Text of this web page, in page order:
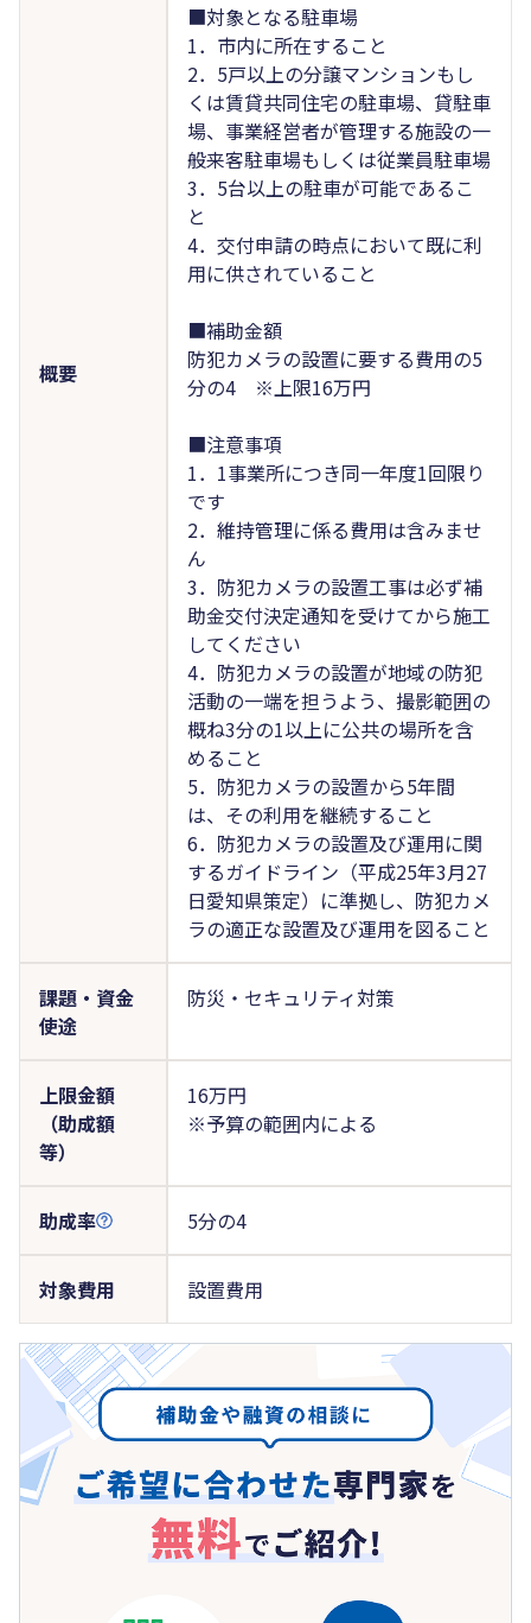
概要
■対象となる駐車場
1．市内に所在すること
2．5戸以上の分譲マンションもし
くは賃貸共同住宅の駐車場、貸駐車
場、事業経営者が管理する施設の一
般来客駐車場もしくは従業員駐車場
3．5台以上の駐車が可能であるこ
と
4．交付申請の時点において既に利
用に供されていること
■補助金額
防犯カメラの設置に要する費用の5
分の4 ※上限16万円
■注意事項
1．1事業所につき同一年度1回限り
です
2．維持管理に係る費用は含みませ
ん
3．防犯カメラの設置工事は必ず補
助金交付決定通知を受けてから施工
してください
4．防犯カメラの設置が地域の防犯
活動の一端を担うよう、撮影範囲の
概ね3分の1以上に公共の場所を含
めること
5．防犯カメラの設置から5年間
は、その利用を継続すること
6．防犯カメラの設置及び運用に関
するガイドライン（平成25年3月27
日愛知県策定）に準拠し、防犯カメ
ラの適正な設置及び運用を図ること
課題・資金
使途
防災・セキュリティ対策
上限金額
（助成額
等）
16万円
※予算の範囲内による
助成率 5分の4
対象費用 設置費用